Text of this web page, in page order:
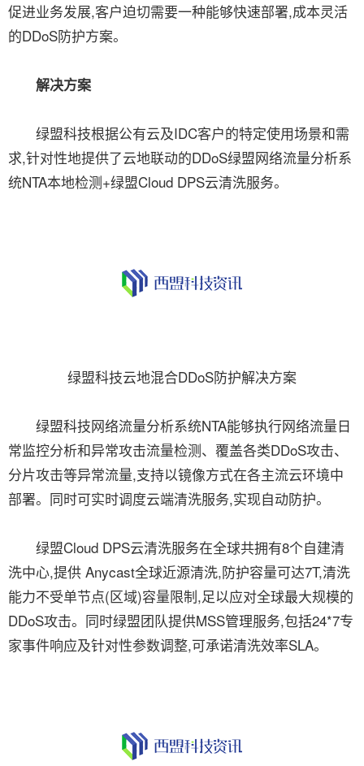
促进业务发展,客户迫切需要一种能够快速部署,成本灵活
的DDoS防护方案。
解决方案
绿盟科技根据公有云及IDC客户的特定使用场景和需
求,针对性地提供了云地联动的DDoS绿盟网络流量分析系
统NTA本地检测+绿盟Cloud DPS云清洗服务。
绿盟科技云地混合DDoS防护解决方案
绿盟科技网络流量分析系统NTA能够执行网络流量日
常监控分析和异常攻击流量检测、覆盖各类DDoS攻击、
分片攻击等异常流量,支持以镜像方式在各主流云环境中
部署。同时可实时调度云端清洗服务,实现自动防护。
绿盟Cloud DPS云清洗服务在全球共拥有8个自建清
洗中心,提供 Anycast全球近源清洗,防护容量可达7T,清洗
能力不受单节点(区域)容量限制,足以应对全球最大规模的
DDoS攻击。同时绿盟团队提供MSS管理服务,包括24*7专
家事件响应及针对性参数调整,可承诺清洗效率SLA。